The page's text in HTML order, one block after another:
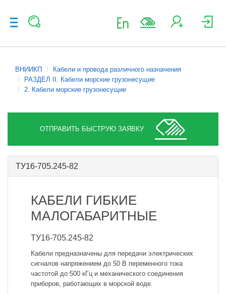
ВНИИКП
Кабели и провода различного назначения
РАЗДЕЛ II. Кабели морские грузонесущие
2. Кабели морские грузонесущие
ОТПРАВИТЬ БЫСТРУЮ ЗАЯВКУ
ТУ16-705.245-82
КАБЕЛИ ГИБКИЕ
МАЛОГАБАРИТНЫЕ
ТУ16-705.245-82
Кабели предназначены для передачи электрических
сигналов напряжением до 50 В переменного тока
частотой до 500 кГц и механического соединения
приборов, работающих в морской воде.